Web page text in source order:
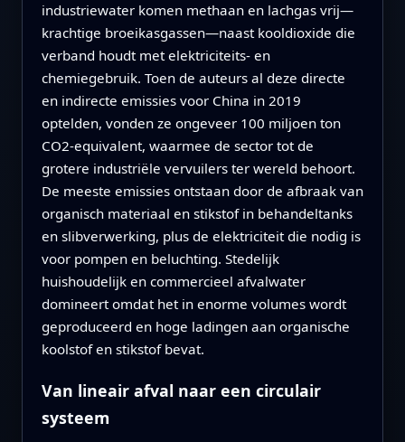
industriewater komen methaan en lachgas vrij—
krachtige broeikasgassen—naast kooldioxide die
verband houdt met elektriciteits- en
chemiegebruik. Toen de auteurs al deze directe
en indirecte emissies voor China in 2019
optelden, vonden ze ongeveer 100 miljoen ton
CO2‑equivalent, waarmee de sector tot de
grotere industriële vervuilers ter wereld behoort.
De meeste emissies ontstaan door de afbraak van
organisch materiaal en stikstof in behandel­tanks
en slibverwerking, plus de elektriciteit die nodig is
voor pompen en beluchting. Stedelijk
huishoudelijk en commercieel afvalwater
domineert omdat het in enorme volumes wordt
geproduceerd en hoge ladingen aan organische
koolstof en stikstof bevat.
Van lineair afval naar een circulair
systeem